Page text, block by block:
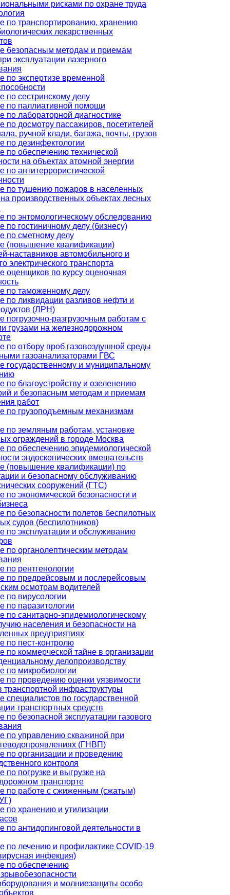
рисками по охране труда
по транспортированию, хранению
лекарственных
безопасным методам и приемам
эксплуатации лазерного
по экспертизе временной
по сестринскому делу
по паллиативной помощи
по лабораторной диагностике
по досмотру пассажиров, посетителей
ручной клади, багажа, почты, грузов
по дезинфектологии
по обеспечению технической
на объектах атомной энергии
по антитеррористической
по тушению пожаров в населенных
на производственных объектах лесных
по энтомологическому обследованию
по гостиничному делу (бизнесу)
по сметному делу
(повышение квалификации)
наставников автомобильного и
электрического транспорта
оценщиков по курсу оценочная
по таможенному делу
по ликвидации разливов нефти и
(ЛРН)
погрузочно-разгрузочным работам с
грузами на железнодорожном
по отбору проб газовоздушной среды
газоанализаторами ГВС
государственному и муниципальному
по благоустройству и озеленению
и безопасным методам и приемам
работ
по грузоподъемным механизмам
по земляным работам, установке
ограждений в городе Москва
по обеспечению эпидемиологической
эндоскопических вмешательств
(повышение квалификации) по
и безопасному обслуживанию
сооружений (ГТС)
по экономической безопасности и
по безопасности полетов беспилотных
судов (беспилотников)
по эксплуатации и обслуживанию
по органолептическим методам
по рентгенологии
по предрейсовым и послерейсовым
осмотрам водителей
по вирусологии
по паразитологии
по санитарно-эпидемиологическому
населения и безопасности на
предприятиях
по пест-контролю
по коммерческой тайне в организации
делопроизводству
по микробиологии
по проведению оценки уязвимости
транспортной инфраструктуры
специалистов по государственной
транспортных средств
по безопасной эксплуатации газового
по управлению скважиной при
(ГНВП)
по организации и проведению
контроля
по погрузке и выгрузке на
транспорте
по работе с сжиженным (сжатым)
по хранению и утилизации
по антидопинговой деятельности в
по лечению и профилактике COVID-19
инфекция)
по обеспечению
и молниезащиты особо